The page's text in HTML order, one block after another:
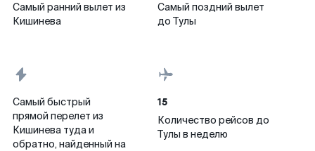
Самый ранний вылет из
Кишинева
Самый поздний вылет
до Тулы
Самый быстрый
прямой перелет из
Кишинева туда и
обратно, найденный на
15
Количество рейсов до
Тулы в неделю